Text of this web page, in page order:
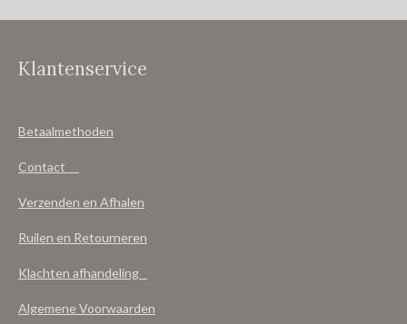
Klantenservice
Betaalmethoden
Contact
Verzenden en Afhalen
Ruilen en Retourneren
Klachten afhandeling
Algemene Voorwaarden